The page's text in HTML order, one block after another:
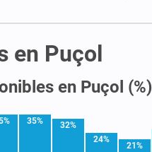
en Puçol
en Puçol (%)
35% 32%
24%
21%